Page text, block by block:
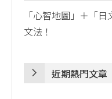
「心智地圖」＋「
文法！
近期熱門文章